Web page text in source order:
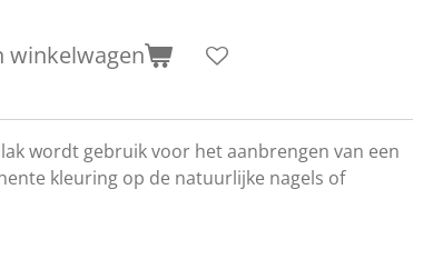
winkelwagen
wordt gebruik voor het aanbrengen van een
kleuring op de natuurlijke nagels of